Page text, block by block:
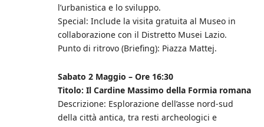
l’urbanistica e lo sviluppo.
Special: Include la visita gratuita al Museo in
collaborazione con il Distretto Musei Lazio.
Punto di ritrovo (Briefing): Piazza Mattej.
Sabato 2 Maggio – Ore 16:30
Titolo: Il Cardine Massimo della Formia romana
Descrizione: Esplorazione dell’asse nord-sud
della città antica, tra resti archeologici e